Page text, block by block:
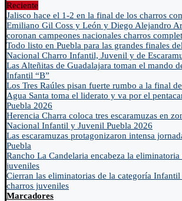
Reciente
Jalisco hace el 1-2 en la final de los charros
Emiliano Gil Coss y León y Diego Alejandro
coronan campeones nacionales charros
Todo listo en Puebla para las grandes finales
Nacional Charro Infantil, Juvenil y de
Las Alteñitas de Guadalajara toman el mando
Infantil “B”
Los Tres Raúles pisan fuerte rumbo a la final
Agua Santa toma el liderato y va por el
Puebla 2026
Herencia Charra coloca tres escaramuzas en
Nacional Infantil y Juvenil Puebla 2026
Las escaramuzas protagonizaron intensa
Puebla
Rancho La Candelaria encabeza la
juveniles
Cierran las eliminatorias de la categoría
charros juveniles
Marcadores